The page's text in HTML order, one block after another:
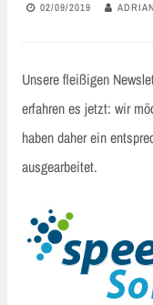
02/09/2019
Unsere fleißigen
erfahren es jetzt: wir
haben daher ein
ausgearbeitet.